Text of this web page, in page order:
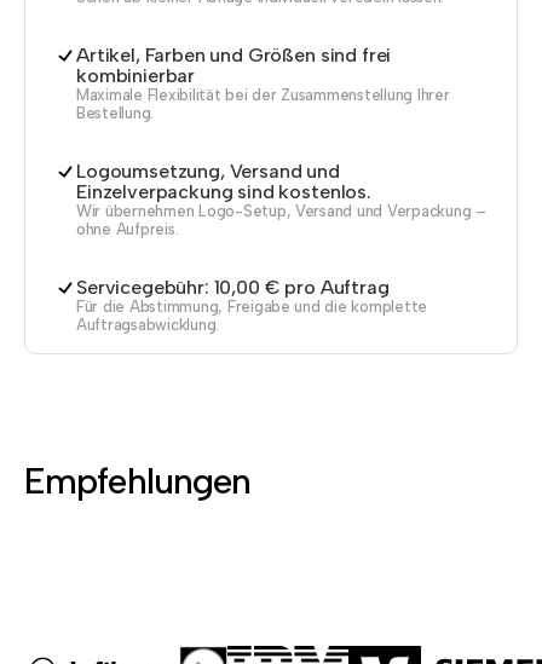
Artikel, Farben und Größen sind frei
kombinierbar
Maximale Flexibilität bei der Zusammenstellung Ihrer
Bestellung.
Logoumsetzung, Versand und
Einzelverpackung sind kostenlos.
Wir übernehmen Logo-Setup, Versand und Verpackung –
ohne Aufpreis.
Servicegebühr: 10,00 € pro Auftrag
Für die Abstimmung, Freigabe und die komplette
Auftragsabwicklung.
Empfehlungen